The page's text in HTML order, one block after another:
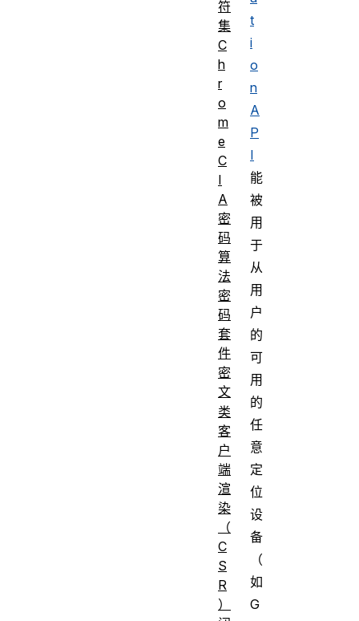
t
i
o
n
A
P
I
能
被
用
于
从
用
户
的
可
用
的
任
意
定
位
设
备
（
如
G
符
集
C
h
r
o
m
e
C
I
A
密
码
算
法
密
码
套
件
密
文
类
客
户
端
渲
染
（
C
S
R
）